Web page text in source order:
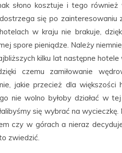
słono kosztuje i tego
się po zainteresowaniu
w kraju nie brakuje,
spore pieniądze. Należy
kilku lat następne
czemu zamiłowanie
jakie przecież dla
nie wolno byłoby działać w
się wybrać na
czy w górach a nieraz
zwiedzić.